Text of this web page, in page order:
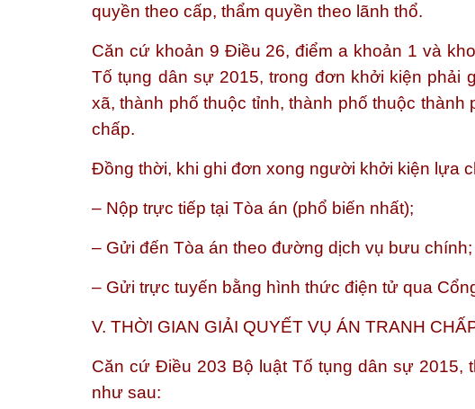
quyền theo cấp, thẩm quyền theo lãnh thổ.
Căn cứ khoản 9 Điều 26, điểm a khoản 1 và
Tố tụng dân sự 2015, trong đơn khởi kiện phải
xã, thành phố thuộc tỉnh, thành phố thuộc
chấp.
Đồng thời, khi ghi đơn xong người khởi kiện lựa
– Nộp trực tiếp tại Tòa án (phổ biến nhất);
– Gửi đến Tòa án theo đường dịch vụ bưu chính;
– Gửi trực tuyến bằng hình thức điện tử qua
V. THỜI GIAN GIẢI QUYẾT VỤ ÁN TRANH
Căn cứ Điều 203 Bộ luật Tố tụng dân sự
như sau: